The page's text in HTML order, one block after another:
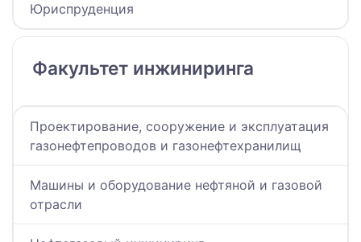
Юриспруденция
Факультет инжиниринга
Проектирование, сооружение и эксплуатация
газонефтепроводов и газонефтехранилищ
Машины и оборудование нефтяной и газовой
отрасли